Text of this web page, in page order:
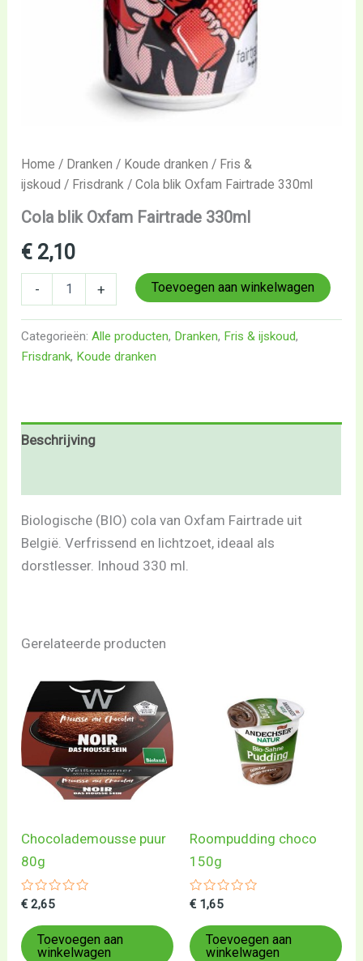
Home / Dranken / Koude dranken / Fris &
ijskoud / Frisdrank / Cola blik Oxfam Fairtrade 330ml
Cola blik Oxfam Fairtrade 330ml
€ 2,10
- + Toevoegen aan winkelwagen
Categorieën:Alle producten, Dranken, Fris & ijskoud,
Frisdrank, Koude dranken
Beschrijving
Biologische (BIO) cola van Oxfam Fairtrade uit
België. Verfrissend en lichtzoet, ideaal als
dorstlesser. Inhoud 330 ml.
Gerelateerde producten
Chocolademousse puur
80g
Gewaardeerd
uit
5
€ 2,65
Toevoegen aan
winkelwagen
Roompudding choco
150g
Gewaardeerd
uit
5
€ 1,65
Toevoegen aan
winkelwagen